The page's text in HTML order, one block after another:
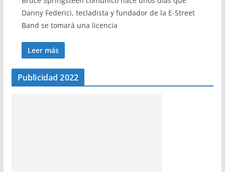
Danny Federici, tecladista y fundador de la E-Street
Band se tomará una licencia
Leer más
Publicidad 2022